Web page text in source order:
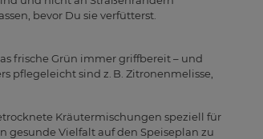
bevor Du sie verfütterst.
frische Grün immer griffbereit – und
pflegeleicht sind z. B. Zitronenmelisse,
Kräutermischungen speziell für
gesunde Vielfalt auf den Speiseplan zu